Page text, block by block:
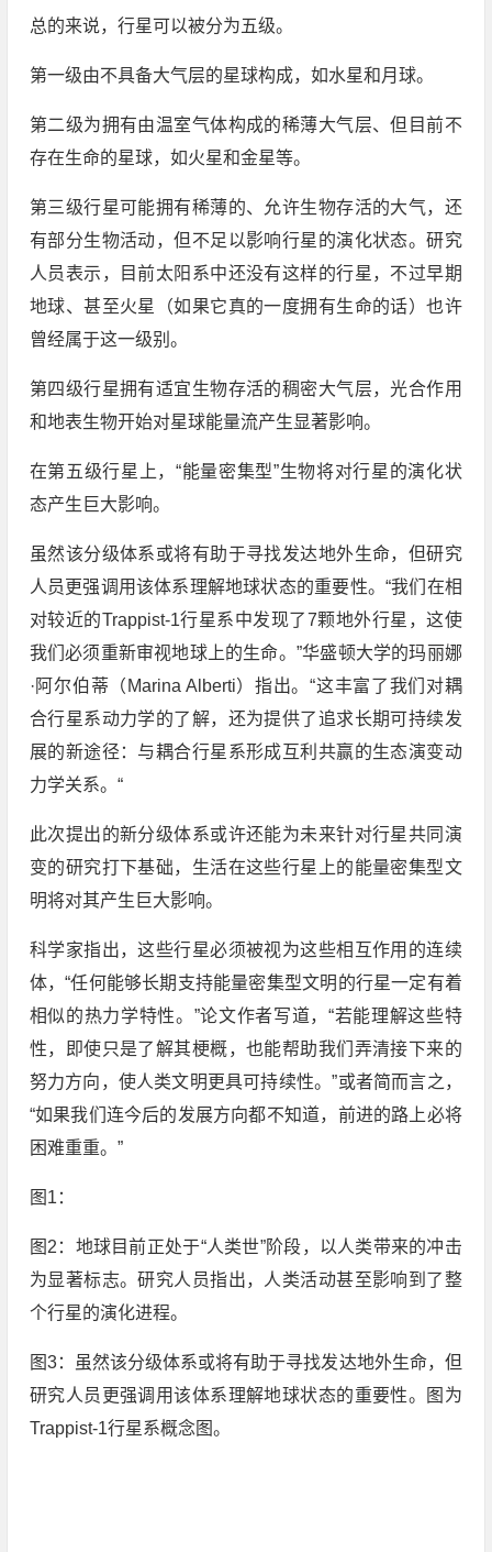
总的来说，行星可以被分为五级。
第一级由不具备大气层的星球构成，如水星和月球。
第二级为拥有由温室气体构成的稀薄大气层、但目前不
存在生命的星球，如火星和金星等。
第三级行星可能拥有稀薄的、允许生物存活的大气，还
有部分生物活动，但不足以影响行星的演化状态。研究
人员表示，目前太阳系中还没有这样的行星，不过早期
地球、甚至火星（如果它真的一度拥有生命的话）也许
曾经属于这一级别。
第四级行星拥有适宜生物存活的稠密大气层，光合作用
和地表生物开始对星球能量流产生显著影响。
在第五级行星上，“能量密集型”生物将对行星的演化状
态产生巨大影响。
虽然该分级体系或将有助于寻找发达地外生命，但研究
人员更强调用该体系理解地球状态的重要性。“我们在相
对较近的Trappist-1行星系中发现了7颗地外行星，这使
我们必须重新审视地球上的生命。”华盛顿大学的玛丽娜
·阿尔伯蒂（Marina Alberti）指出。“这丰富了我们对耦
合行星系动力学的了解，还为提供了追求长期可持续发
展的新途径：与耦合行星系形成互利共赢的生态演变动
力学关系。“
此次提出的新分级体系或许还能为未来针对行星共同演
变的研究打下基础，生活在这些行星上的能量密集型文
明将对其产生巨大影响。
科学家指出，这些行星必须被视为这些相互作用的连续
体，“任何能够长期支持能量密集型文明的行星一定有着
相似的热力学特性。”论文作者写道，“若能理解这些特
性，即使只是了解其梗概，也能帮助我们弄清接下来的
努力方向，使人类文明更具可持续性。”或者简而言之，
“如果我们连今后的发展方向都不知道，前进的路上必将
困难重重。”
图1：
图2：地球目前正处于“人类世”阶段，以人类带来的冲击
为显著标志。研究人员指出，人类活动甚至影响到了整
个行星的演化进程。
图3：虽然该分级体系或将有助于寻找发达地外生命，但
研究人员更强调用该体系理解地球状态的重要性。图为
Trappist-1行星系概念图。